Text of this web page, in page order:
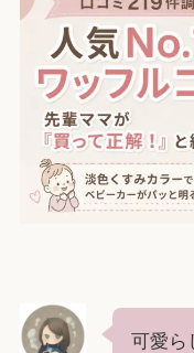
可愛ら